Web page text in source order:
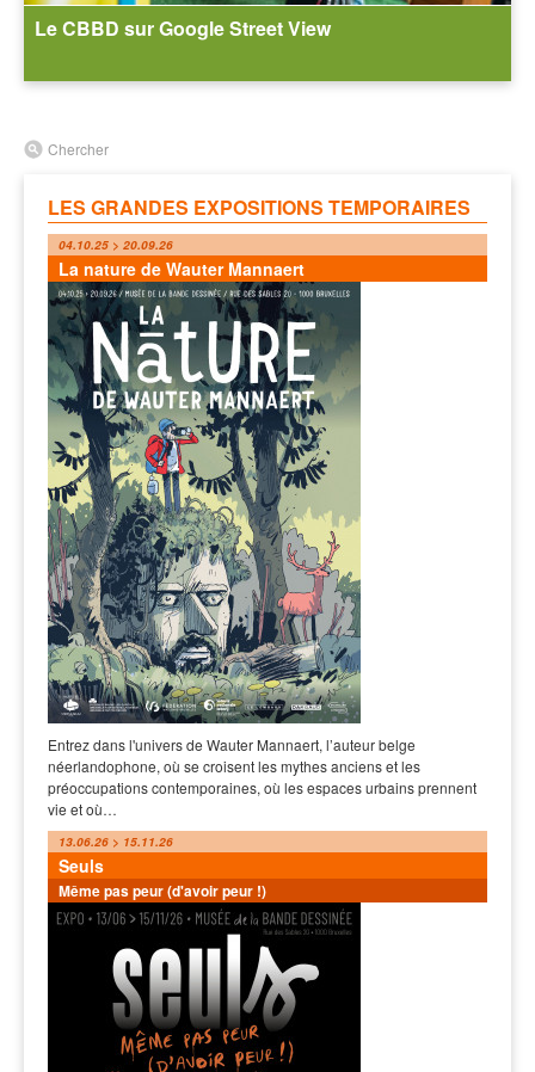
Le CBBD sur Google Street View
Chercher
LES GRANDES EXPOSITIONS TEMPORAIRES
04.10.25 > 20.09.26
La nature de Wauter Mannaert
Entrez dans l'univers de Wauter Mannaert, l’auteur belge
néerlandophone, où se croisent les mythes anciens et les
préoccupations contemporaines, où les espaces urbains prennent
vie et où…
13.06.26 > 15.11.26
Seuls
Même pas peur (d'avoir peur !)